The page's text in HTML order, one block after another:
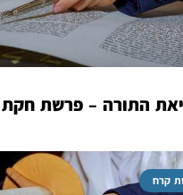
התורה – פרשת חקת
קרח